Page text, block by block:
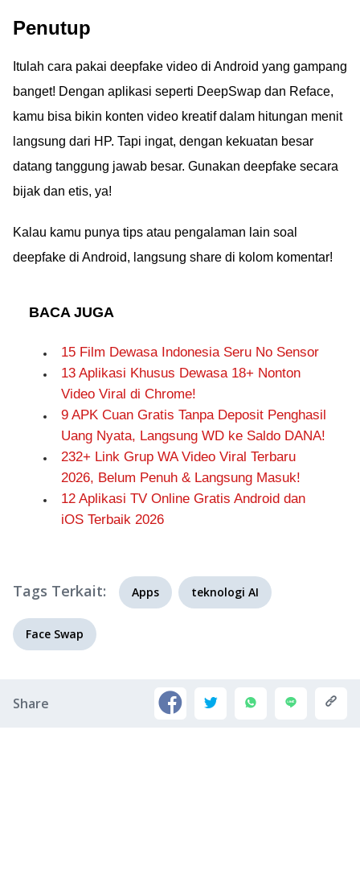
Penutup
Itulah cara pakai deepfake video di Android yang gampang
banget! Dengan aplikasi seperti DeepSwap dan Reface,
kamu bisa bikin konten video kreatif dalam hitungan menit
langsung dari HP. Tapi ingat, dengan kekuatan besar
datang tanggung jawab besar. Gunakan deepfake secara
bijak dan etis, ya!
Kalau kamu punya tips atau pengalaman lain soal
deepfake di Android, langsung share di kolom komentar!
BACA JUGA
15 Film Dewasa Indonesia Seru No Sensor
13 Aplikasi Khusus Dewasa 18+ Nonton
Video Viral di Chrome!
9 APK Cuan Gratis Tanpa Deposit Penghasil
Uang Nyata, Langsung WD ke Saldo DANA!
232+ Link Grup WA Video Viral Terbaru
2026, Belum Penuh & Langsung Masuk!
12 Aplikasi TV Online Gratis Android dan
iOS Terbaik 2026
Tags Terkait: Apps teknologi AI
Face Swap
Share